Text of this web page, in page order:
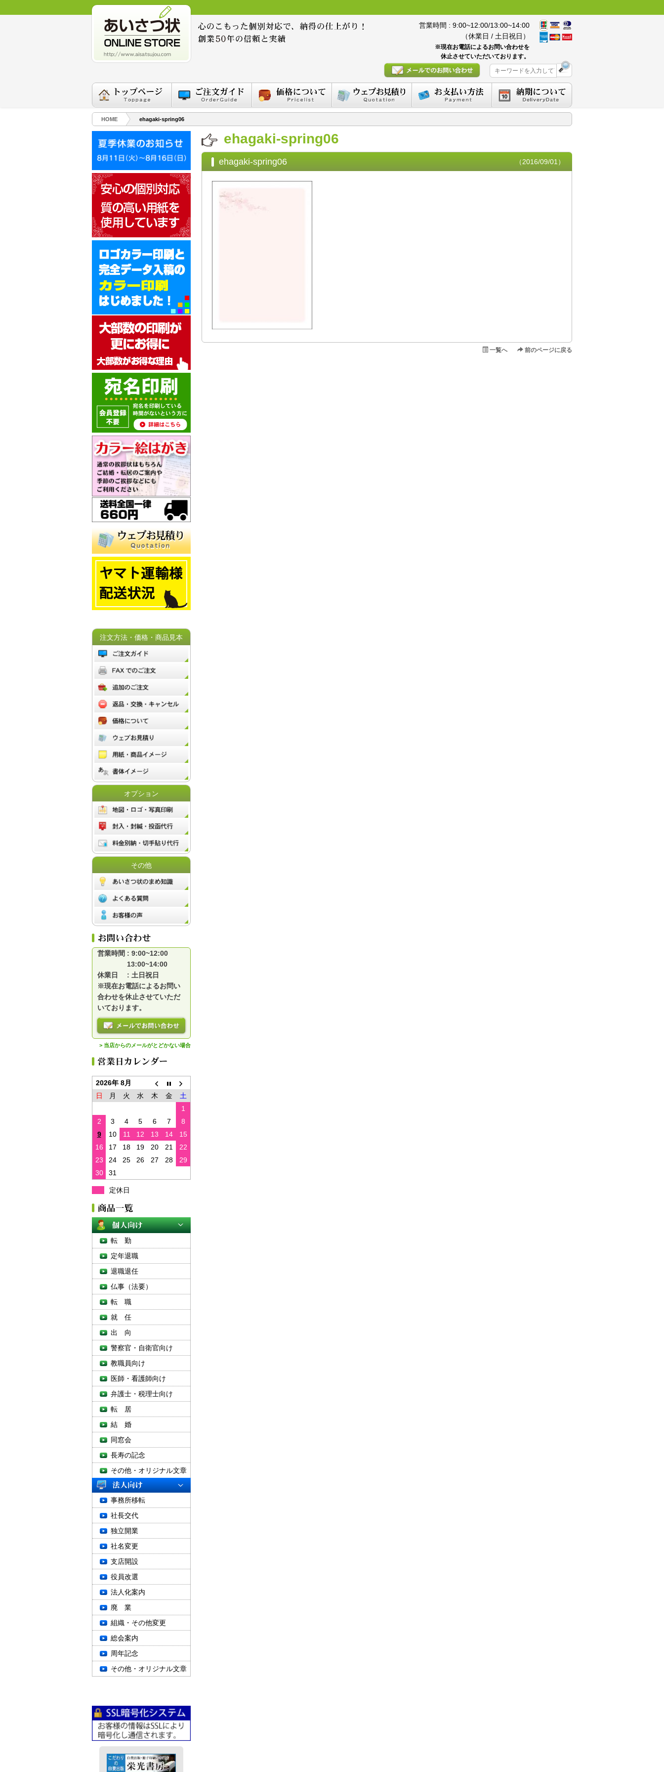
営業時間 : 9:00~12:00/13:00~14:00
（休業日 / 土日祝日）
※現在お電話によるお問い合わせを
休止させていただいております。
HOME ehagaki-spring06
ehagaki-spring06
ehagaki-spring06 （2016/09/01）
一覧へ 前のページに戻る
注文方法・価格・商品見本
オプション
その他
営業時間 : 9:00~12:00
13:00~14:00
休業日 : 土日祝日
※現在お電話によるお問い
合わせを休止させていただ
いております。
> 当店からのメールがとどかない場合
2026年 8月
日
月 火 水 木 金
土
1
2
3 4 5 6 7
8
9
10 11 12 13 14
15
16
17 18 19 20 21
22
23
24 25 26 27 28
29
30
31
定休日
転 勤
定年退職
退職退任
仏事（法要）
転 職
就 任
出 向
警察官・自衛官向け
教職員向け
医師・看護師向け
弁護士・税理士向け
転 居
結 婚
同窓会
長寿の記念
その他・オリジナル文章
事務所移転
社長交代
独立開業
社名変更
支店開設
役員改選
法人化案内
廃 業
組織・その他変更
総会案内
周年記念
その他・オリジナル文章